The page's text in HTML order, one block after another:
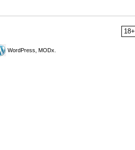
18+
WordPress, MODx.